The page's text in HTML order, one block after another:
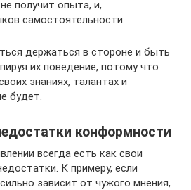
получит опыта, и,
самостоятельности.
держаться в стороне и быть
их поведение, потому что
знаниях, талантах и
будет.
конформности
всегда есть как свои
К примеру, если
зависит от чужого мнения,